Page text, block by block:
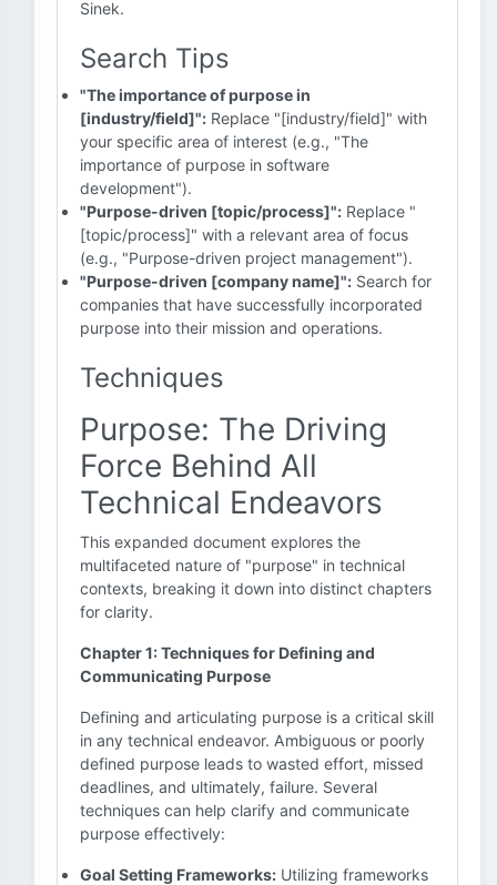
Sinek.
Search Tips
"The importance of purpose in
[industry/field]": Replace "[industry/field]" with
your specific area of interest (e.g., "The
importance of purpose in software
development").
"Purpose-driven [topic/process]": Replace "
[topic/process]" with a relevant area of focus
(e.g., "Purpose-driven project management").
"Purpose-driven [company name]": Search for
companies that have successfully incorporated
purpose into their mission and operations.
Techniques
Purpose: The Driving
Force Behind All
Technical Endeavors
This expanded document explores the
multifaceted nature of "purpose" in technical
contexts, breaking it down into distinct chapters
for clarity.
Chapter 1: Techniques for Defining and
Communicating Purpose
Defining and articulating purpose is a critical skill
in any technical endeavor. Ambiguous or poorly
defined purpose leads to wasted effort, missed
deadlines, and ultimately, failure. Several
techniques can help clarify and communicate
purpose effectively:
Goal Setting Frameworks: Utilizing frameworks